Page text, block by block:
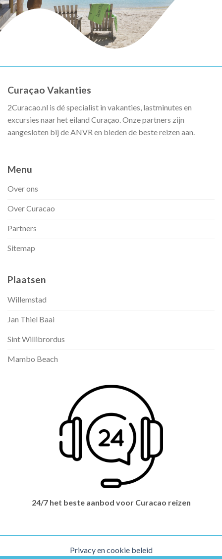
Curaçao Vakanties
2Curacao.nl is dé specialist in vakanties, lastminutes en
excursies naar het eiland Curaçao. Onze partners zijn
aangesloten bij de ANVR en bieden de beste reizen aan.
Menu
Over ons
Over Curacao
Partners
Sitemap
Plaatsen
Willemstad
Jan Thiel Baai
Sint Willibrordus
Mambo Beach
24/7 het beste aanbod voor Curacao reizen
Privacy en cookie beleid